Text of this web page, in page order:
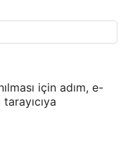
için adım, e-